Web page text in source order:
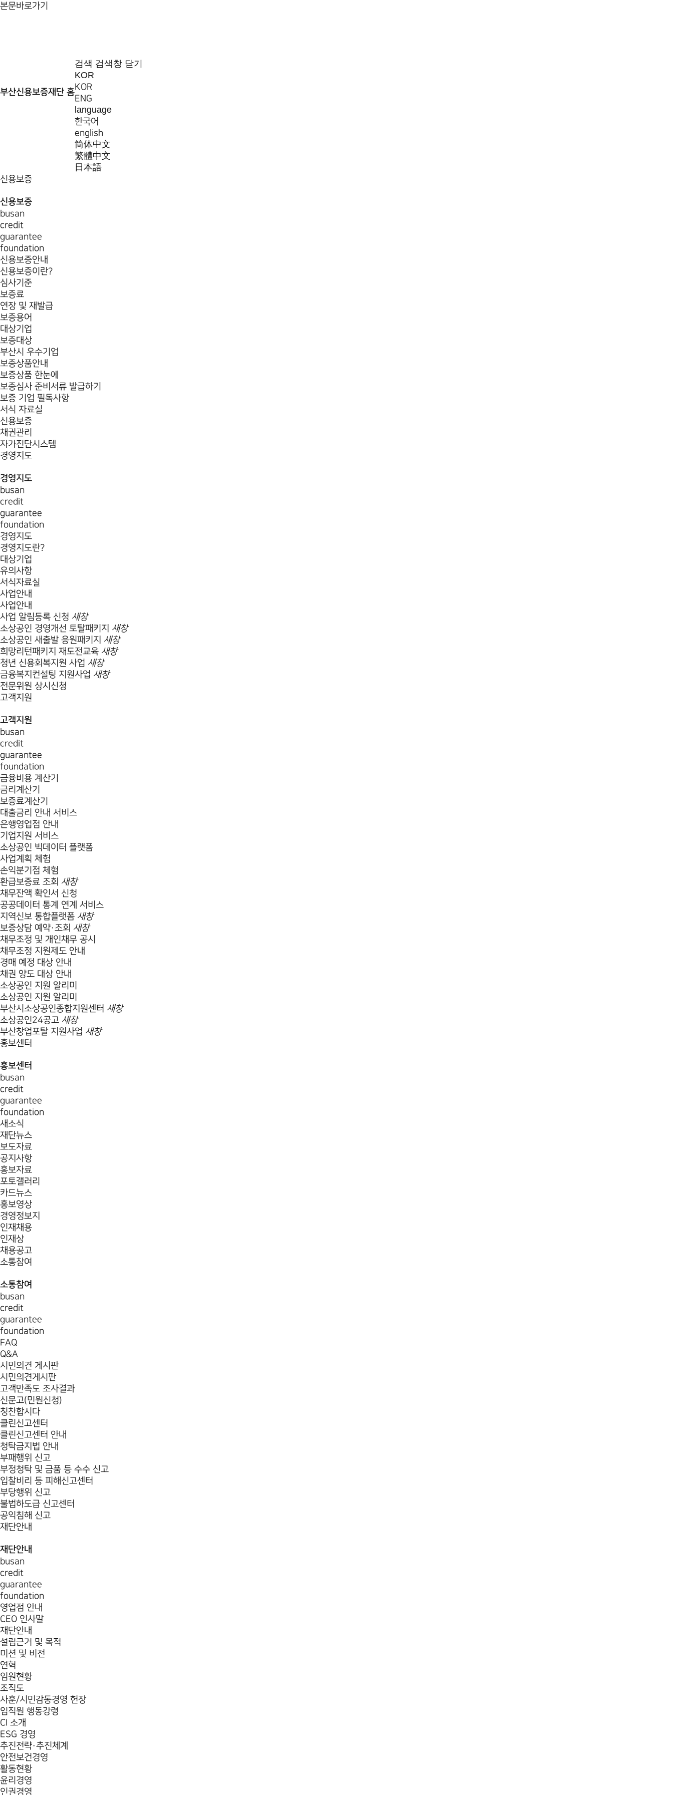
본문바로가기
부산신용보증재단 홈
검색 검색창 닫기
KOR
KOR
ENG
language
한국어
english
简体中文
繁體中文
日本語
신용보증
신용보증
busan
credit
guarantee
foundation
신용보증안내
신용보증이란?
심사기준
보증료
연장 및 재발급
보증용어
대상기업
보증대상
부산시 우수기업
보증상품안내
보증상품 한눈에
보증심사 준비서류 발급하기
보증 기업 필독사항
서식 자료실
신용보증
채권관리
자가진단시스템
경영지도
경영지도
busan
credit
guarantee
foundation
경영지도
경영지도란?
대상기업
유의사항
서식자료실
사업안내
사업안내
사업 알림등록 신청 새창
소상공인 경영개선 토탈패키지 새창
소상공인 새출발 응원패키지 새창
희망리턴패키지 재도전교육 새창
청년 신용회복지원 사업 새창
금융복지컨설팅 지원사업 새창
전문위원 상시신청
고객지원
고객지원
busan
credit
guarantee
foundation
금융비용 계산기
금리계산기
보증료계산기
대출금리 안내 서비스
은행영업점 안내
기업지원 서비스
소상공인 빅데이터 플랫폼
사업계획 체험
손익분기점 체험
환급보증료 조회 새창
채무잔액 확인서 신청
공공데이터 통계 연계 서비스
지역신보 통합플랫폼 새창
보증상담 예약·조회 새창
채무조정 및 개인채무 공시
채무조정 지원제도 안내
경매 예정 대상 안내
채권 양도 대상 안내
소상공인 지원 알리미
소상공인 지원 알리미
부산시소상공인종합지원센터 새창
소상공인24공고 새창
부산창업포탈 지원사업 새창
홍보센터
홍보센터
busan
credit
guarantee
foundation
새소식
재단뉴스
보도자료
공지사항
홍보자료
포토갤러리
카드뉴스
홍보영상
경영정보지
인재채용
인재상
채용공고
소통참여
소통참여
busan
credit
guarantee
foundation
FAQ
Q&A
시민의견 게시판
시민의견게시판
고객만족도 조사결과
신문고(민원신청)
칭찬합시다
클린신고센터
클린신고센터 안내
청탁금지법 안내
부패행위 신고
부정청탁 및 금품 등 수수 신고
입찰비리 등 피해신고센터
부당행위 신고
불법하도급 신고센터
공익침해 신고
재단안내
재단안내
busan
credit
guarantee
foundation
영업점 안내
CEO 인사말
재단안내
설립근거 및 목적
미션 및 비전
연혁
임원현황
조직도
사훈/시민감동경영 헌장
임직원 행동강령
CI 소개
ESG 경영
추진전략·추진체계
안전보건경영
활동현황
윤리경영
인권경영